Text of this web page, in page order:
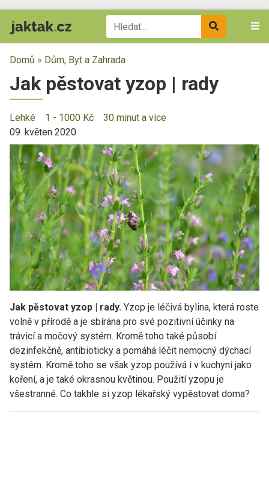
Domů » Dům, Byt a Zahrada
Jak pěstovat yzop | rady
Lehké 1 - 1000 Kč
30 minut a více
09. květen 2020
Jak pěstovat yzop | rady. Yzop je léčivá bylina, která roste
volně v přírodě a je sbírána pro své pozitivní účinky na
trávicí a močový systém. Kromě toho také působí
dezinfekčně, antibioticky a pomáhá léčit nemocný dýchací
systém. Kromě toho se však yzop používá i v kuchyni jako
koření, a je také okrasnou květinou. Použití yzopu je
všestranné. Co takhle si yzop lékařský vypěstovat doma?